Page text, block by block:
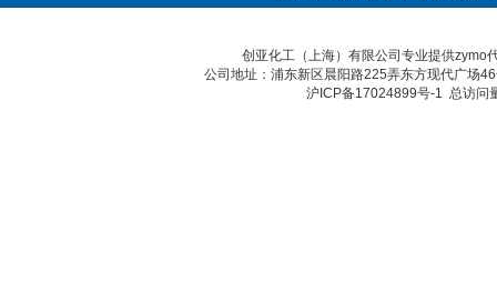
创亚化工（上海）有限公司专业提供zymo
公司地址：浦东新区晨阳路225弄东方现代广场
沪ICP备17024899号-1 总访问